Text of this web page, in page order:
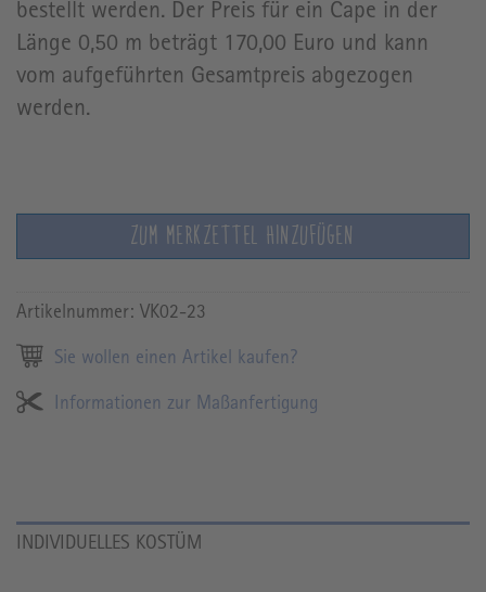
bestellt werden. Der Preis für ein Cape in der
Länge 0,50 m beträgt 170,00 Euro und kann
vom aufgeführten Gesamtpreis abgezogen
werden.
ZUM MERKZETTEL HINZUFÜGEN
Artikelnummer: VK02-23
Sie wollen einen Artikel kaufen?
Informationen zur Maßanfertigung
INDIVIDUELLES KOSTÜM